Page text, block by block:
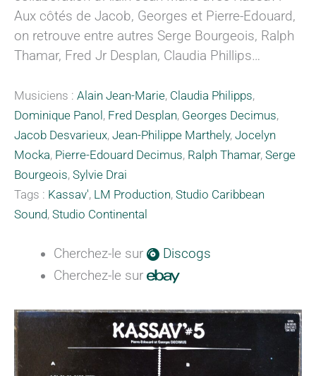
Aux côtés de Jacob, Georges et Pierre-Edouard,
on retrouve entre autres Serge Bourgeois, Ralph
Thamar, Fred Jr Desplan, Claudia Phillips…
Musiciens : Alain Jean-Marie, Claudia Philipps,
Dominique Panol , Fred Desplan, Georges Decimus,
Jacob Desvarieux, Jean-Philippe Marthely, Jocelyn
Mocka, Pierre-Edouard Decimus, Ralph Thamar, Serge
Bourgeois, Sylvie Drai
Tags : Kassav', LM Production, Studio Caribbean
Sound, Studio Continental
Cherchez-le sur
Discogs
Cherchez-le sur